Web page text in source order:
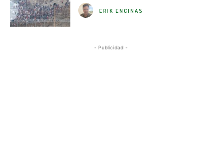
ERIK ENCINAS
- Publicidad -